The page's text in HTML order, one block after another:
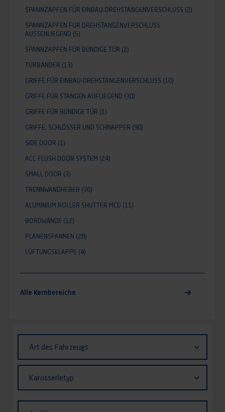
des
Fahrzeugs
Art des Fahrzeugs
Karosserietyp
SPANNZAPFEN FÜR EINBAU-DREHSTANGENVERSCHLUSS (2)
SPANNZAPFEN FÜR DREHSTANGENVERSCHLUSS
AUSSENLIEGEND (5)
SPANNZAPFEN FÜR BÜNDIGE TÜR (2)
TÜRBÄNDER (13)
GRIFFE FÜR EINBAU-DREHSTANGENVERSCHLUSS (10)
GRIFFE FÜR STANGEN AUFLIEGEND (30)
GRIFFE FÜR BÜNDIGE TÜR (1)
GRIFFE, SCHLÖSSER UND SCHNAPPER (90)
SIDE DOOR (1)
ACC FLUSH DOOR SYSTEM (24)
SMALL DOOR (3)
TRENNWANDHEBER (36)
ALUMINIUM ROLLER SHUTTER MCD (11)
BORDWÄNDE (12)
PLANENSPANNEN (28)
LÜFTUNGSKLAPPE (4)
Alle Kernbereiche